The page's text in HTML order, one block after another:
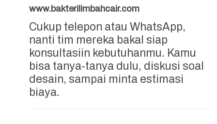
www.bakterilimbahcair.com
Cukup telepon atau WhatsApp,
nanti tim mereka bakal siap
konsultasiin kebutuhanmu. Kamu
bisa tanya-tanya dulu, diskusi soal
desain, sampai minta estimasi
biaya.